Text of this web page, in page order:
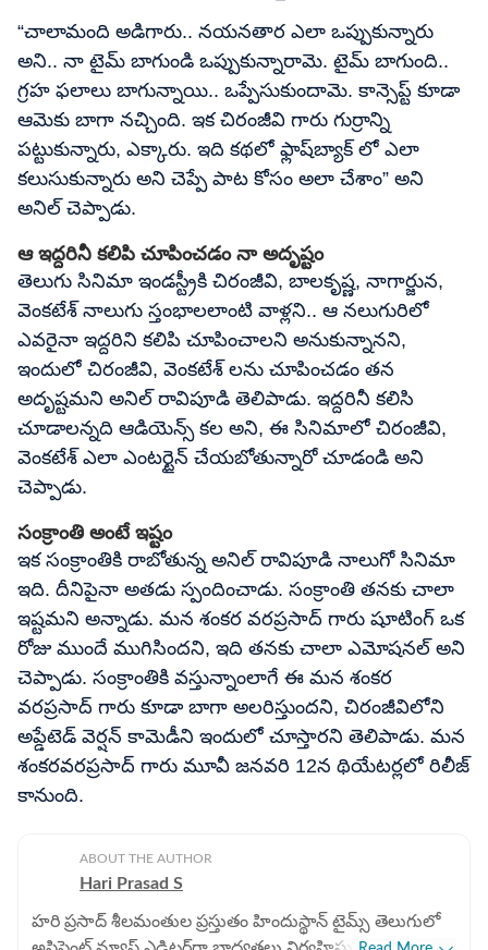
“చాలామంది అడిగారు.. నయనతార ఎలా ఒప్పుకున్నారు
అని.. నా టైమ్ బాగుండి ఒప్పుకున్నారామె. టైమ్ బాగుంది..
గ్రహ ఫలాలు బాగున్నాయి.. ఒప్పేసుకుందామె. కాన్సెప్ట్ కూడా
ఆమెకు బాగా నచ్చింది. ఇక చిరంజీవి గారు గుర్రాన్ని
పట్టుకున్నారు, ఎక్కారు. ఇది కథలో ఫ్లాష్‌బ్యాక్ లో ఎలా
కలుసుకున్నారు అని చెప్పే పాట కోసం అలా చేశాం” అని
అనిల్ చెప్పాడు.
ఆ ఇద్దరినీ కలిపి చూపించడం నా అదృష్టం
తెలుగు సినిమా ఇండస్ట్రీకి చిరంజీవి, బాలకృష్ణ, నాగార్జున,
వెంకటేశ్ నాలుగు స్తంభాలలాంటి వాళ్లని.. ఆ నలుగురిలో
ఎవరైనా ఇద్దరిని కలిపి చూపించాలని అనుకున్నానని,
ఇందులో చిరంజీవి, వెంకటేశ్ లను చూపించడం తన
అదృష్టమని అనిల్ రావిపూడి తెలిపాడు. ఇద్దరినీ కలిసి
చూడాలన్నది ఆడియెన్స్ కల అని, ఈ సినిమాలో చిరంజీవి,
వెంకటేశ్ ఎలా ఎంటర్టైన్ చేయబోతున్నారో చూడండి అని
చెప్పాడు.
సంక్రాంతి అంటే ఇష్టం
ఇక సంక్రాంతికి రాబోతున్న అనిల్ రావిపూడి నాలుగో సినిమా
ఇది. దీనిపైనా అతడు స్పందించాడు. సంక్రాంతి తనకు చాలా
ఇష్టమని అన్నాడు. మన శంకర వరప్రసాద్ గారు షూటింగ్ ఒక
రోజు ముందే ముగిసిందని, ఇది తనకు చాలా ఎమోషనల్ అని
చెప్పాడు. సంక్రాంతికి వస్తున్నాంలాగే ఈ మన శంకర
వరప్రసాద్ గారు కూడా బాగా అలరిస్తుందని, చిరంజీవిలోని
అప్డేటెడ్ వెర్షన్ కామెడీని ఇందులో చూస్తారని తెలిపాడు. మన
శంకరవరప్రసాద్ గారు మూవీ జనవరి 12న థియేటర్లలో రిలీజ్
కానుంది.
ABOUT THE AUTHOR
Hari Prasad S
హరి ప్రసాద్ శీలమంతుల ప్రస్తుతం హిందుస్థాన్ టైమ్స్ తెలుగులో